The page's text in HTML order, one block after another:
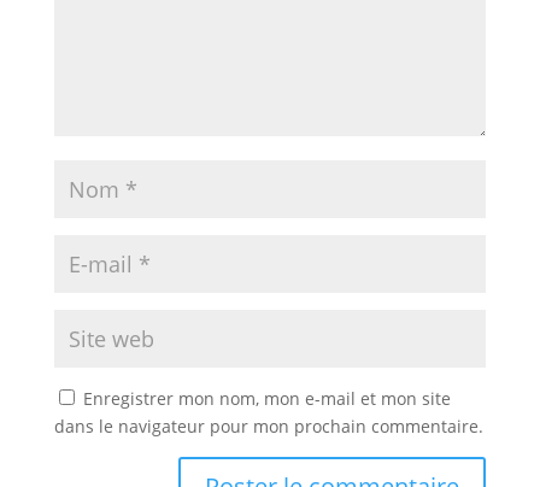
Enregistrer mon nom, mon e-mail et mon site
dans le navigateur pour mon prochain commentaire.